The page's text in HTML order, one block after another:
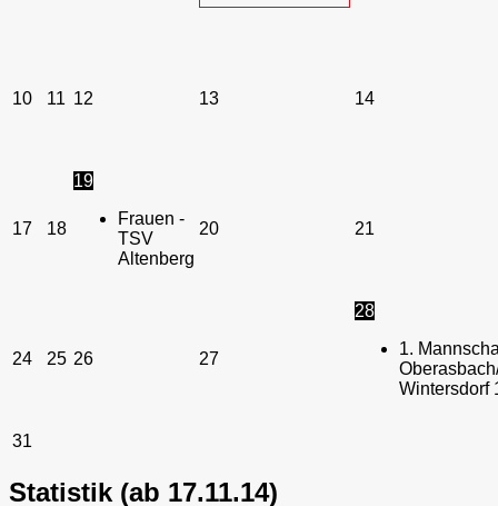
10 11 12 13 14
17 18
19
Frauen -
TSV
Altenberg
20 21
24 25 26 27
28
1.
Wintersdorf
31
Statistik (ab 17.11.14)